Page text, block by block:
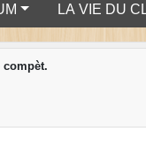
LA VIE DU
compèt.